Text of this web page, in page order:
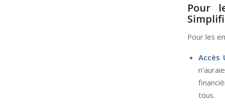
Pour
Pour les
Accès
tous.